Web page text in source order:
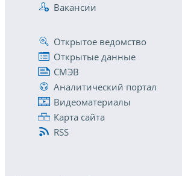
Вакансии
Открытое ведомство
Открытые данные
СМЭВ
Аналитический портал
Видеоматериалы
Карта сайта
RSS